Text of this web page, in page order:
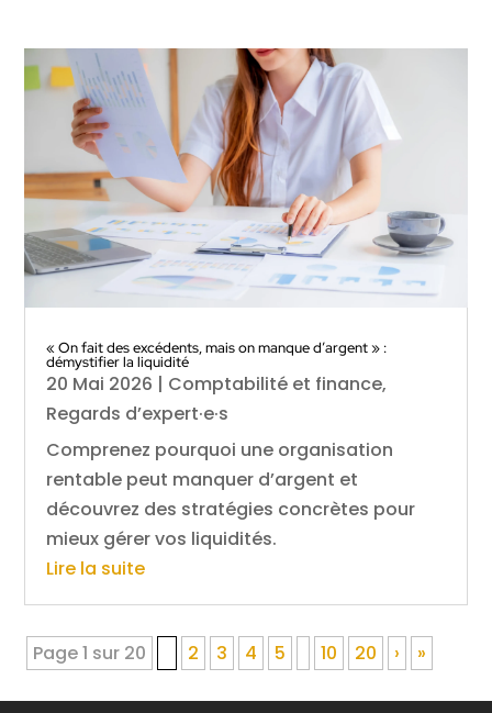
« On fait des excédents, mais on manque d’argent » :
démystifier la liquidité
20 Mai 2026 | Comptabilité et finance,
Regards d’expert·e·s
Comprenez pourquoi une organisation
rentable peut manquer d’argent et
découvrez des stratégies concrètes pour
mieux gérer vos liquidités.
Lire la suite
Page 1 sur 20 2 3 4 5 10 20 › »